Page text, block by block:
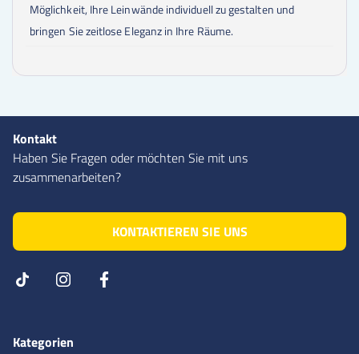
Möglichkeit, Ihre Leinwände individuell zu gestalten und
bringen Sie zeitlose Eleganz in Ihre Räume.
Kontakt
Haben Sie Fragen oder möchten Sie mit uns
zusammenarbeiten?
KONTAKTIEREN SIE UNS
Kategorien